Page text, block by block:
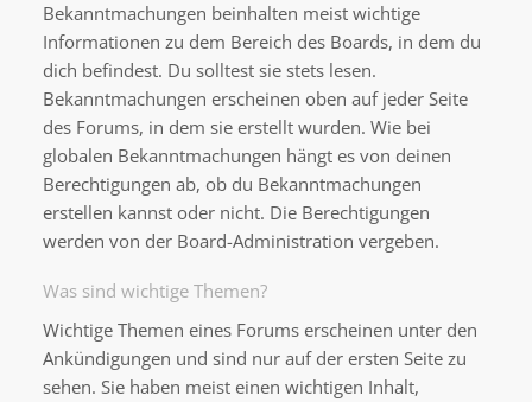
Bekanntmachungen beinhalten meist wichtige
Informationen zu dem Bereich des Boards, in dem du
dich befindest. Du solltest sie stets lesen.
Bekanntmachungen erscheinen oben auf jeder Seite
des Forums, in dem sie erstellt wurden. Wie bei
globalen Bekanntmachungen hängt es von deinen
Berechtigungen ab, ob du Bekanntmachungen
erstellen kannst oder nicht. Die Berechtigungen
werden von der Board-Administration vergeben.
Was sind wichtige Themen?
Wichtige Themen eines Forums erscheinen unter den
Ankündigungen und sind nur auf der ersten Seite zu
sehen. Sie haben meist einen wichtigen Inhalt,